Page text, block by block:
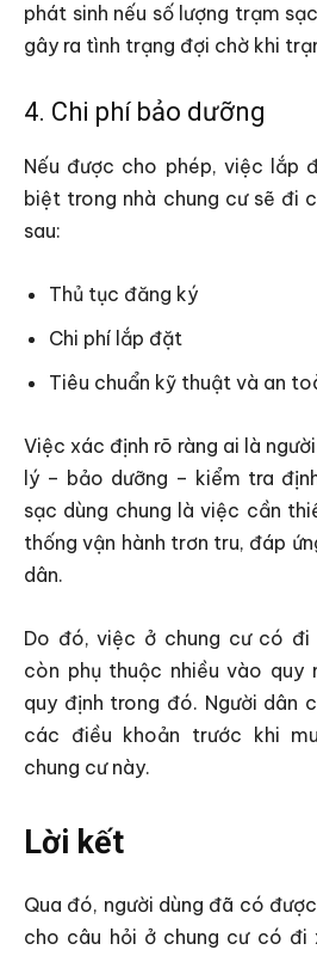
phát sinh nếu số lượng trạm
gây ra tình trạng đợi chờ khi
4. Chi phí bảo dưỡng
Nếu được cho phép, việc lắp
biệt trong nhà chung cư sẽ đi
sau:
Thủ tục đăng ký
Chi phí lắp đặt
Tiêu chuẩn kỹ thuật và an
Việc xác định rõ ràng ai là
lý – bảo dưỡng – kiểm tra
sạc dùng chung là việc cần
thống vận hành trơn tru, đáp
dân.
Do đó, việc ở chung cư có đi
còn phụ thuộc nhiều vào quy
quy định trong đó. Người dân
các điều khoản trước khi
chung cư này.
Lời kết
Qua đó, người dùng đã có
cho câu hỏi ở chung cư có đi